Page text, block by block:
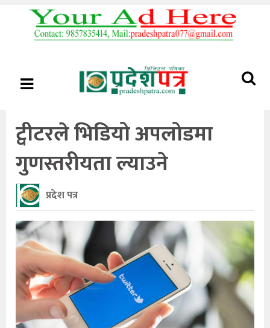
ट्वीटरले भिडियो अपलोडमा
गुणस्तरीयता ल्याउने
प्रदेश पत्र